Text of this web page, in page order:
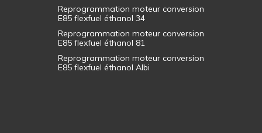
Reprogrammation moteur conversion
E85 flexfuel éthanol 34
Reprogrammation moteur conversion
E85 flexfuel éthanol 81
Reprogrammation moteur conversion
E85 flexfuel éthanol Albi